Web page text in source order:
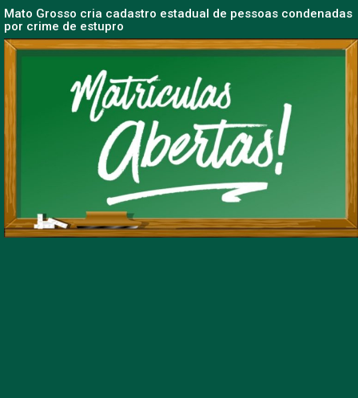
Mato Grosso cria cadastro estadual de pessoas condenadas
por crime de estupro